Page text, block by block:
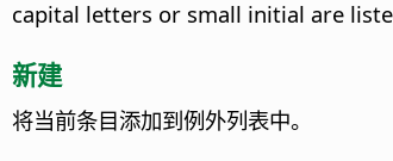
capital letters or small initial are
新建
将当前条目添加到例外列表中。